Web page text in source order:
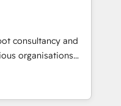
& 3PL, home
and
education,
make the
and Latin
consultancy and
organisations
intelligence.
Ireland, and
of successful